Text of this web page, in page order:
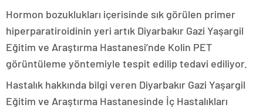
Hormon bozuklukları içerisinde sık görülen primer
hiperparatiroidinin yeri artık Diyarbakır Gazi Yaşargil
Eğitim ve Araştırma Hastanesi’nde Kolin PET
görüntüleme yöntemiyle tespit edilip tedavi ediliyor.
Hastalık hakkında bilgi veren Diyarbakır Gazi Yaşargil
Eğitim ve Araştırma Hastanesinde İç Hastalıkları